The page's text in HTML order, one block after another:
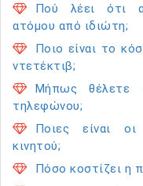
Πού λέει ότι
ατόμου από ιδιώτη;
Ποιο είναι το
ντετέκτιβ;
Μήπως θέλετε
τηλεφώνου;
Ποιες είναι οι
κινητού;
Πόσο κοστίζει η